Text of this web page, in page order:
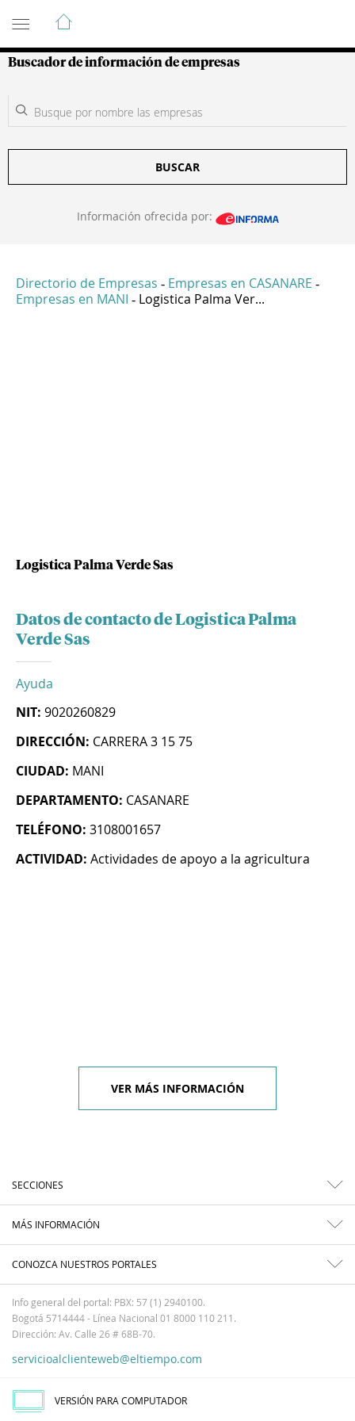
Guía de Empresas Colombianas
Buscador de información de empresas
BUSCAR
Información ofrecida por:
Directorio de Empresas - Empresas en CASANARE -
Empresas en MANI - Logistica Palma Ver...
Logistica Palma Verde Sas
Datos de contacto de Logistica Palma
Verde Sas
Ayuda
NIT: 9020260829
DIRECCIÓN: CARRERA 3 15 75
CIUDAD: MANI
DEPARTAMENTO: CASANARE
TELÉFONO: 3108001657
ACTIVIDAD: Actividades de apoyo a la agricultura
VER MÁS INFORMACIÓN
SECCIONES
MÁS INFORMACIÓN
CONOZCA NUESTROS PORTALES
Info general del portal: PBX: 57 (1) 2940100.
Bogotá 5714444 - Línea Nacional 01 8000 110 211.
Dirección: Av. Calle 26 # 68B-70.
servicioalclienteweb@eltiempo.com
VERSIÓN PARA COMPUTADOR